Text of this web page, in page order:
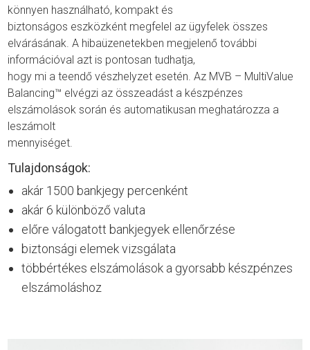
könnyen használható, kompakt és
biztonságos eszközként megfelel az ügyfelek összes
elvárásának. A hibaüzenetekben megjelenő további
információval azt is pontosan tudhatja,
hogy mi a teendő vészhelyzet esetén. Az MVB – MultiValue
Balancing™ elvégzi az összeadást a készpénzes
elszámolások során és automatikusan meghatározza a
leszámolt
mennyiséget.
Tulajdonságok:
akár 1500 bankjegy percenként
akár 6 különböző valuta
előre válogatott bankjegyek ellenőrzése
biztonsági elemek vizsgálata
többértékes elszámolások a gyorsabb készpénzes
elszámoláshoz